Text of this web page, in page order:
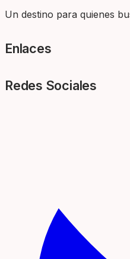
Un destino para quienes
Enlaces
Redes Sociales